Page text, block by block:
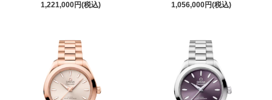
1,221,000円(税込)
1,056,000円(税込)